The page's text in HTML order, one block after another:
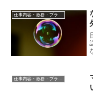
仕事内容・激務・ブラック度
仕事内容・激務・ブラック度